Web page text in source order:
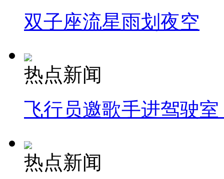
双子座流星雨划夜空
热点新闻
飞行员邀歌手进驾驶
热点新闻